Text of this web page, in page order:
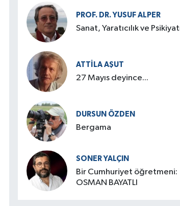
PROF. DR. YUSUF ALPER
Sanat, Yaratıcılık ve
ATTILA AŞUT
27 Mayıs deyince...
DURSUN ÖZDEN
Bergama
SONER YALÇIN
Bir Cumhuriyet öğretmeni:
OSMAN BAYATLI